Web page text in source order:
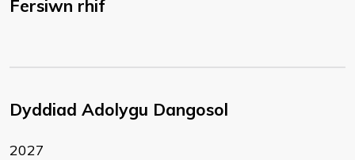
Fersiwn rhif
Dyddiad Adolygu Dangosol
2027